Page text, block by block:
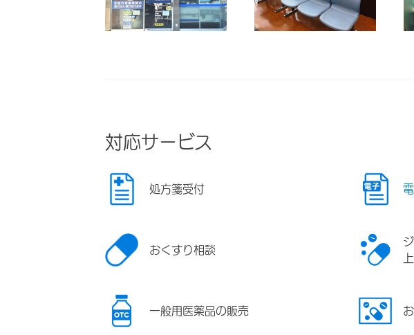
対応サービス
処方箋受付
おくすり相談
上
一般用医薬品の販売